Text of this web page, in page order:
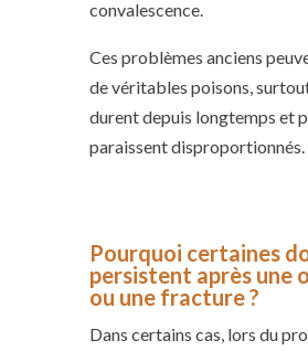
convalescence.
Ces problèmes anciens
de véritables poisons,
durent depuis longtemps et
paraissent disproportionnés.
Pourquoi certaines
persistent après une
ou une fracture ?
Dans certains cas, lors du